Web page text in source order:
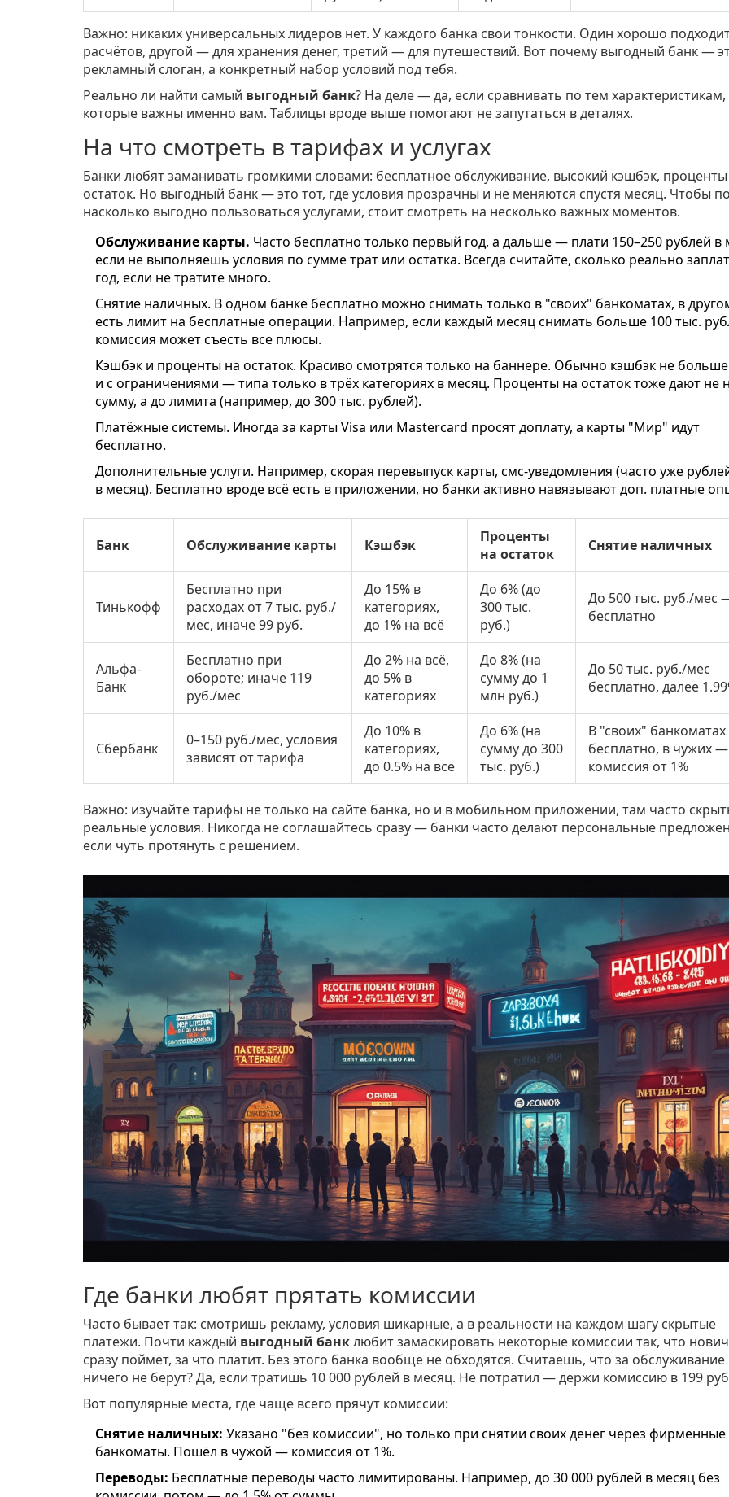
Важно: никаких универсальных лидеров нет. У каждого банка свои тонкости. Один хорошо
расчётов, другой — для хранения денег, третий — для путешествий. Вот почему выгодный банк —
рекламный слоган, а конкретный набор условий под тебя.
Реально ли найти самый выгодный банк? На деле — да, если сравнивать по тем характеристикам,
которые важны именно вам. Таблицы вроде выше помогают не запутаться в деталях.
На что смотреть в тарифах и услугах
Банки любят заманивать громкими словами: бесплатное обслуживание, высокий кэшбэк,
остаток. Но выгодный банк — это тот, где условия прозрачны и не меняются спустя месяц. Чтобы
насколько выгодно пользоваться услугами, стоит смотреть на несколько важных моментов.
Обслуживание карты. Часто бесплатно только первый год, а дальше — плати 150–250 рублей в
если не выполняешь условия по сумме трат или остатка. Всегда считайте, сколько реально
год, если не тратите много.
Снятие наличных. В одном банке бесплатно можно снимать только в "своих" банкоматах, в
есть лимит на бесплатные операции. Например, если каждый месяц снимать больше 100 тыс.
комиссия может съесть все плюсы.
Кэшбэк и проценты на остаток. Красиво смотрятся только на баннере. Обычно кэшбэк не больше
и с ограничениями — типа только в трёх категориях в месяц. Проценты на остаток тоже дают не
сумму, а до лимита (например, до 300 тыс. рублей).
Платёжные системы. Иногда за карты Visa или Mastercard просят доплату, а карты "Мир" идут
бесплатно.
Дополнительные услуги. Например, скорая перевыпуск карты, смс-уведомления (часто уже
в месяц). Бесплатно вроде всё есть в приложении, но банки активно навязывают доп. платные
Банк Обслуживание карты Кэшбэк
Проценты
на остаток
Снятие наличных
Тинькофф
Бесплатно при
расходах от 7 тыс. руб./
мес, иначе 99 руб.
До 15% в
категориях,
до 1% на всё
До 6% (до
300 тыс.
руб.)
До 500 тыс. руб./мес
бесплатно
Альфа-
Банк
Бесплатно при
обороте; иначе 119
руб./мес
До 2% на всё,
до 5% в
категориях
До 8% (на
сумму до 1
млн руб.)
До 50 тыс. руб./мес
бесплатно, далее
Сбербанк
0–150 руб./мес, условия
зависят от тарифа
До 10% в
категориях,
до 0.5% на всё
До 6% (на
сумму до 300
тыс. руб.)
В "своих"
бесплатно, в чужих —
комиссия от 1%
Важно: изучайте тарифы не только на сайте банка, но и в мобильном приложении, там часто
реальные условия. Никогда не соглашайтесь сразу — банки часто делают персональные
если чуть протянуть с решением.
Где банки любят прятать комиссии
Часто бывает так: смотришь рекламу, условия шикарные, а в реальности на каждом шагу скрытые
платежи. Почти каждый выгодный банклюбит замаскировать некоторые комиссии так, что
сразу поймёт, за что платит. Без этого банка вообще не обходятся. Считаешь, что за обслуживание
ничего не берут? Да, если тратишь 10 000 рублей в месяц. Не потратил — держи комиссию в 199
Вот популярные места, где чаще всего прячут комиссии:
Снятие наличных: Указано "без комиссии", но только при снятии своих денег через фирменные
банкоматы. Пошёл в чужой — комиссия от 1%.
Переводы: Бесплатные переводы часто лимитированы. Например, до 30 000 рублей в месяц без